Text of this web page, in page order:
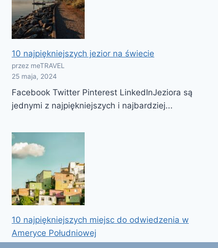
10 najpiękniejszych jezior na świecie
przez meTRAVEL
25 maja, 2024
Facebook Twitter Pinterest LinkedInJeziora są
jednymi z najpiękniejszych i najbardziej...
10 najpiękniejszych miejsc do odwiedzenia w
Ameryce Południowej